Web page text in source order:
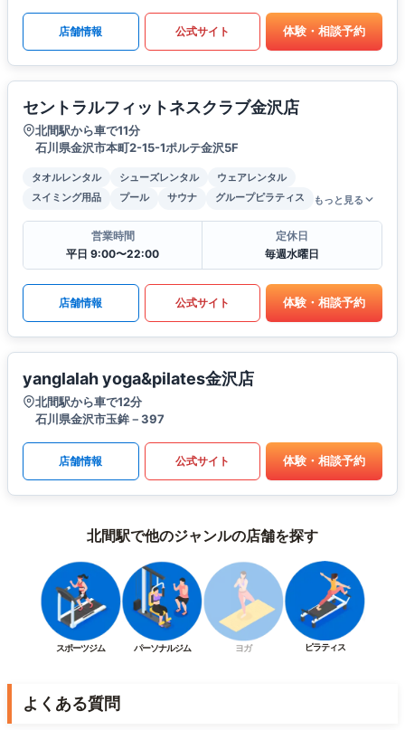
店舗情報 公式サイト 体験・相談予約
セントラルフィットネスクラブ金沢店
北間駅から車で11分
石川県金沢市本町2-15-1ポルテ金沢5F
タオルレンタル シューズレンタル
ウェアレンタル
スイミング用品
プール サウナ グループピラティス もっと見る
営業時間
平日 9:00〜22:00
定休日
毎週水曜日
店舗情報 公式サイト 体験・相談予約
yanglalah yoga&pilates金沢店
北間駅から車で12分
石川県金沢市玉鉾－397
店舗情報 公式サイト 体験・相談予約
北間駅で他のジャンルの店舗を探す
スポーツジム パーソナルジム ヨガ ピラティス
よくある質問